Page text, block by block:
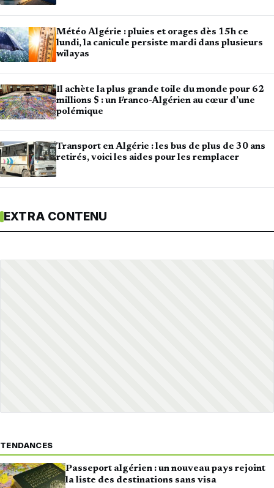
Météo Algérie : pluies et orages dès 15h ce
lundi, la canicule persiste mardi dans plusieurs
wilayas
Il achète la plus grande toile du monde pour 62
millions $ : un Franco-Algérien au cœur d’une
polémique
Transport en Algérie : les bus de plus de 30 ans
retirés, voici les aides pour les remplacer
EXTRA CONTENU
TENDANCES
Passeport algérien : un nouveau pays rejoint
la liste des destinations sans visa